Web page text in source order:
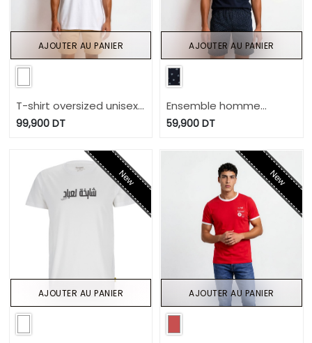
T-shirt oversized unisexe
99,900DT
AJOUTER AU PANIER
Ensemble homme
débardeur et short
59,900 DT
AJOUTER AU PANIER
New
AJOUTER AU PANIER
New
AJOUTER AU PANIER